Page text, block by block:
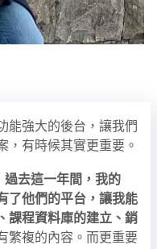
能強大的後台，讓我們
，有時候其實更重要。
過去這一年間，我的
了他們的平台，讓我能
課程資料庫的建立、銷
繁複的內容。而更重要